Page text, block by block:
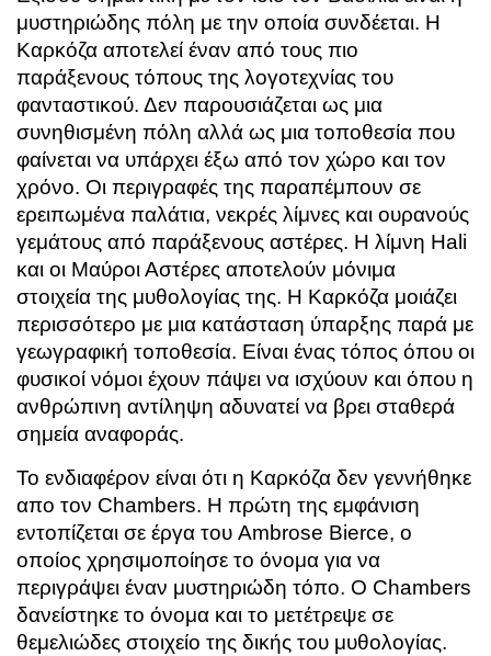
μυστηριώδης πόλη με την οποία συνδέεται. Η
Καρκόζα αποτελεί έναν από τους πιο
παράξενους τόπους της λογοτεχνίας του
φανταστικού. Δεν παρουσιάζεται ως μια
συνηθισμένη πόλη αλλά ως μια τοποθεσία που
φαίνεται να υπάρχει έξω από τον χώρο και τον
χρόνο. Οι περιγραφές της παραπέμπουν σε
ερειπωμένα παλάτια, νεκρές λίμνες και ουρανούς
γεμάτους από παράξενους αστέρες. Η λίμνη Hali
και οι Μαύροι Αστέρες αποτελούν μόνιμα
στοιχεία της μυθολογίας της. Η Καρκόζα μοιάζει
περισσότερο με μια κατάσταση ύπαρξης παρά με
γεωγραφική τοποθεσία. Είναι ένας τόπος όπου οι
φυσικοί νόμοι έχουν πάψει να ισχύουν και όπου η
ανθρώπινη αντίληψη αδυνατεί να βρει σταθερά
σημεία αναφοράς.
Το ενδιαφέρον είναι ότι η Καρκόζα δεν γεννήθηκε
απο τον Chambers. Η πρώτη της εμφάνιση
εντοπίζεται σε έργα του Ambrose Bierce, ο
οποίος χρησιμοποίησε το όνομα για να
περιγράψει έναν μυστηριώδη τόπο. Ο Chambers
δανείστηκε το όνομα και το μετέτρεψε σε
θεμελιώδες στοιχείο της δικής του μυθολογίας.